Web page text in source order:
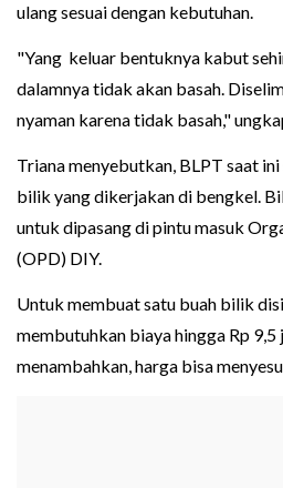
ulang sesuai dengan kebutuhan.
"Yang keluar bentuknya kabut
dalamnya tidak akan basah.
nyaman karena tidak basah,"
Triana menyebutkan, BLPT saat
bilik yang dikerjakan di bengkel.
untuk dipasang di pintu masuk
(OPD) DIY.
Untuk membuat satu buah bilik
membutuhkan biaya hingga Rp 9,5
menambahkan, harga bisa